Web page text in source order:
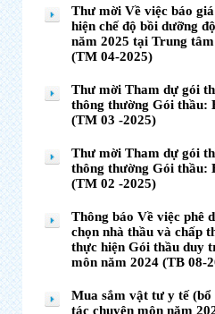
Thư mời Về việc báo
hiện chế độ bồi dưỡng
năm 2025 tại Trung
(TM 04-2025)
Thư mời Tham dự gói
thông thường Gói thầu:
(TM 03 -2025)
Thư mời Tham dự gói
thông thường Gói thầu:
(TM 02 -2025)
Thông báo Về việc phê
chọn nhà thầu và chấp
thực hiện Gói thầu duy
môn năm 2024 (TB 08-
Mua sắm vật tư y tế (bổ
tác chuyên môn năm